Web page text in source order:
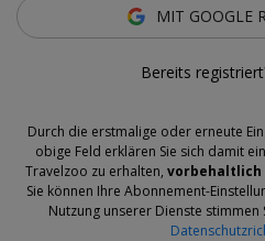
Das Angebot
Diesen Ausblick haben
Ab 229 € pro Person*fliegen Sie
buchen zum besten Preis am
Was ist inklusive
MIT GOOGLE
Bereits
Durch die erstmalige oder erneute
obige Feld erklären Sie sich damit
Travelzoo zu erhalten, vorbehaltlich
Sie können Ihre Abonnement-
Nutzung unserer Dienste stimmen